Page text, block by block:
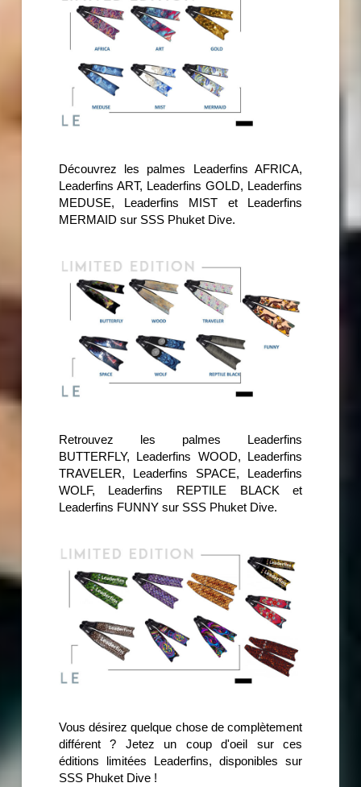
Découvrez les palmes Leaderfins AFRICA,
Leaderfins ART, Leaderfins GOLD, Leaderfins
MEDUSE, Leaderfins MIST et Leaderfins
MERMAID sur SSS Phuket Dive.
Retrouvez les palmes Leaderfins
BUTTERFLY, Leaderfins WOOD, Leaderfins
TRAVELER, Leaderfins SPACE, Leaderfins
WOLF, Leaderfins REPTILE BLACK et
Leaderfins FUNNY sur SSS Phuket Dive.
Vous désirez quelque chose de complètement
différent ? Jetez un coup d'oeil sur ces
éditions limitées Leaderfins, disponibles sur
SSS Phuket Dive !